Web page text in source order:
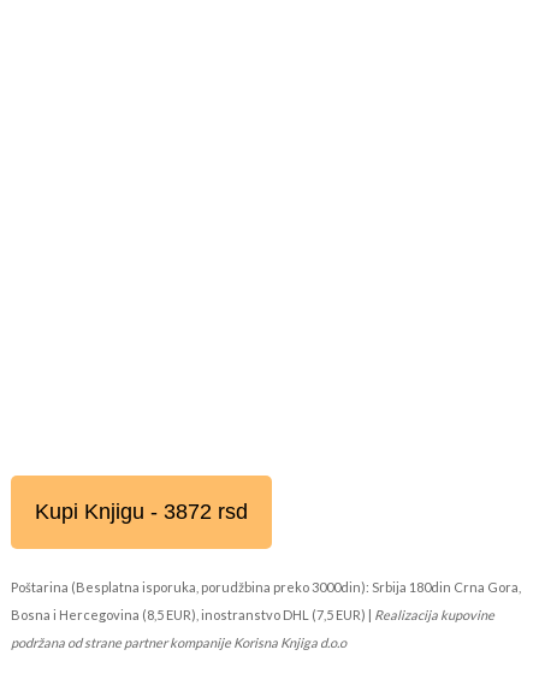
Kupi Knjigu - 3872 rsd
Poštarina (Besplatna isporuka, porudžbina preko 3000din): Srbija 180din Crna Gora,
Bosna i Hercegovina (8,5 EUR), inostranstvo DHL (7,5 EUR) | Realizacija kupovine
podržana od strane partner kompanije Korisna Knjiga d.o.o